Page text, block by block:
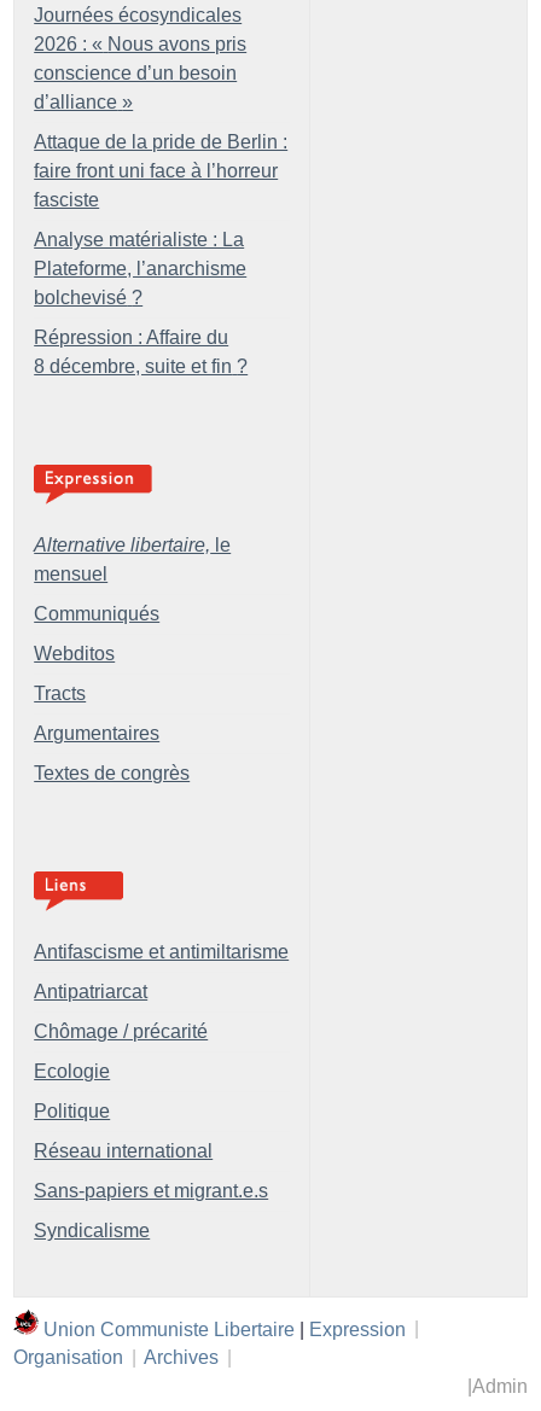
Journées écosyndicales
2026 : « Nous avons pris
conscience d’un besoin
d’alliance »
Attaque de la pride de Berlin :
faire front uni face à l’horreur
fasciste
Analyse matérialiste : La
Plateforme, l’anarchisme
bolchevisé ?
Répression : Affaire du
8 décembre, suite et fin ?
Alternative libertaire, le
mensuel
Communiqués
Webditos
Tracts
Argumentaires
Textes de congrès
Antifascisme et antimiltarisme
Antipatriarcat
Chômage / précarité
Ecologie
Politique
Réseau international
Sans-papiers et migrant.e.s
Syndicalisme
Union Communiste Libertaire | Expression
Organisation
Archives
Admin